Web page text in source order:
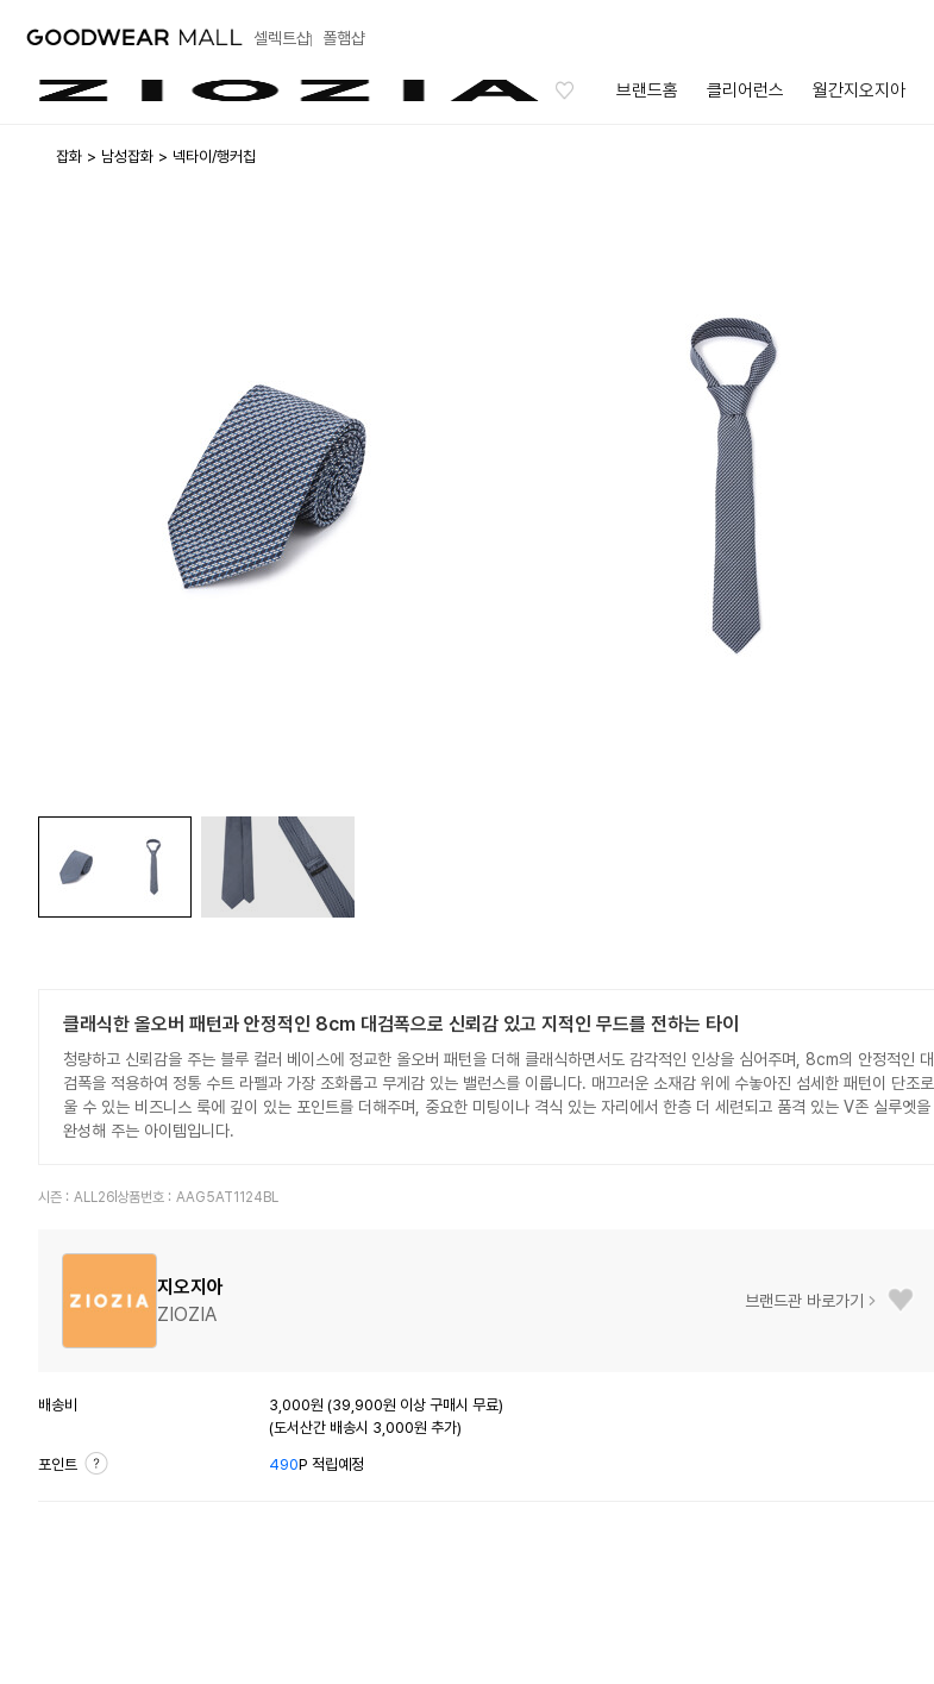
셀렉트샵 폴햄샵
브랜드홈 클리어런스 월간지오지아
잡화 남성잡화 넥타이/행커칩
클래식한 올오버 패턴과 안정적인 8cm 대검폭으로 신뢰감 있고 지적인 무드를 전하는 타이
청량하고 신뢰감을 주는 블루 컬러 베이스에 정교한 올오버 패턴을 더해 클래식하면서도 감각적인 인상을 심어주며, 8cm의 안정적인 대
검폭을 적용하여 정통 수트 라펠과 가장 조화롭고 무게감 있는 밸런스를 이룹니다. 매끄러운 소재감 위에 수놓아진 섬세한 패턴이 단조로
울 수 있는 비즈니스 룩에 깊이 있는 포인트를 더해주며, 중요한 미팅이나 격식 있는 자리에서 한층 더 세련되고 품격 있는 V존 실루엣을
완성해 주는 아이템입니다.
시즌 : ALL26 상품번호 : AAG5AT1124BL
지오지아
ZIOZIA
브랜드관 바로가기
배송비
3,000원 (39,900원 이상 구매시 무료)
(도서산간 배송시 3,000원 추가)
포인트 490P 적립예정